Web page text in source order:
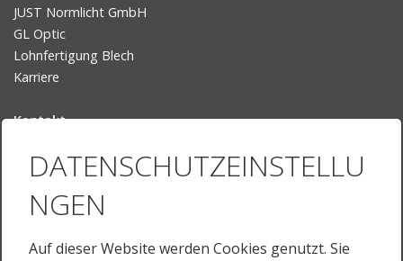
JUST Normlicht GmbH
GL Optic
Lohnfertigung Blech
Karriere
Kontakt
Ihr Weg zu uns
Sprache
English
DATENSCHUTZEINSTELLU
NGEN
Auf dieser Website werden Cookies genutzt. Sie